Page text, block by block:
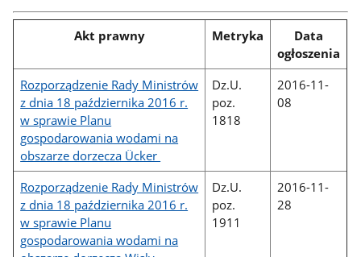
Akt prawny Metryka
Data
ogłoszenia
Rozporządzenie Rady Ministrów
z dnia 18 października 2016 r.
w sprawie Planu
gospodarowania wodami na
obszarze dorzecza Ücker
Dz.U.
poz.
1818
2016-11-
08
Rozporządzenie Rady Ministrów
z dnia 18 października 2016 r.
w sprawie Planu
gospodarowania wodami na
Dz.U.
poz.
1911
2016-11-
28